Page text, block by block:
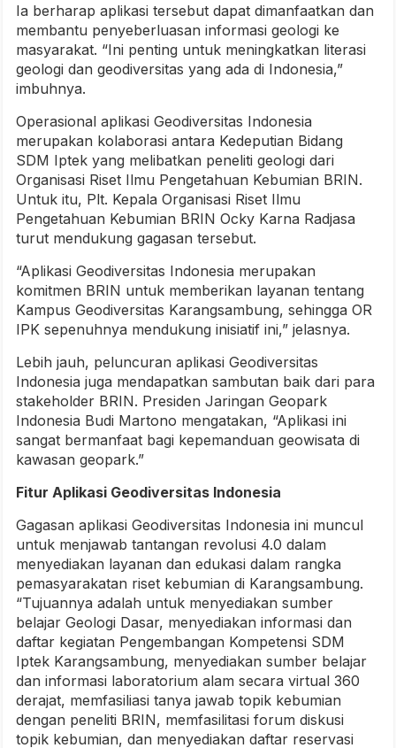
Ia berharap aplikasi tersebut dapat dimanfaatkan dan
membantu penyeberluasan informasi geologi ke
masyarakat. “Ini penting untuk meningkatkan literasi
geologi dan geodiversitas yang ada di Indonesia,”
imbuhnya.
Operasional aplikasi Geodiversitas Indonesia
merupakan kolaborasi antara Kedeputian Bidang
SDM Iptek yang melibatkan peneliti geologi dari
Organisasi Riset Ilmu Pengetahuan Kebumian BRIN.
Untuk itu, Plt. Kepala Organisasi Riset Ilmu
Pengetahuan Kebumian BRIN Ocky Karna Radjasa
turut mendukung gagasan tersebut.
“Aplikasi Geodiversitas Indonesia merupakan
komitmen BRIN untuk memberikan layanan tentang
Kampus Geodiversitas Karangsambung, sehingga OR
IPK sepenuhnya mendukung inisiatif ini,” jelasnya.
Lebih jauh, peluncuran aplikasi Geodiversitas
Indonesia juga mendapatkan sambutan baik dari para
stakeholder BRIN. Presiden Jaringan Geopark
Indonesia Budi Martono mengatakan, “Aplikasi ini
sangat bermanfaat bagi kepemanduan geowisata di
kawasan geopark.”
Fitur Aplikasi Geodiversitas Indonesia
Gagasan aplikasi Geodiversitas Indonesia ini muncul
untuk menjawab tantangan revolusi 4.0 dalam
menyediakan layanan dan edukasi dalam rangka
pemasyarakatan riset kebumian di Karangsambung.
“Tujuannya adalah untuk menyediakan sumber
belajar Geologi Dasar, menyediakan informasi dan
daftar kegiatan Pengembangan Kompetensi SDM
Iptek Karangsambung, menyediakan sumber belajar
dan informasi laboratorium alam secara virtual 360
derajat, memfasiliasi tanya jawab topik kebumian
dengan peneliti BRIN, memfasilitasi forum diskusi
topik kebumian, dan menyediakan daftar reservasi